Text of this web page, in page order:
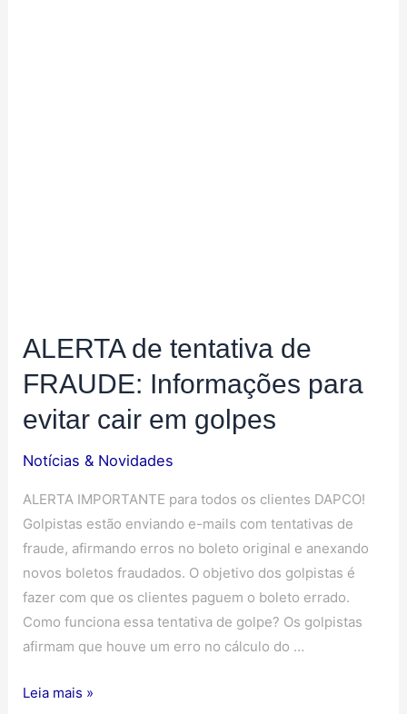
ALERTA de tentativa de
FRAUDE: Informações para
evitar cair em golpes
Notícias & Novidades
ALERTA IMPORTANTE para todos os clientes DAPCO!
Golpistas estão enviando e-mails com tentativas de
fraude, afirmando erros no boleto original e anexando
novos boletos fraudados. O objetivo dos golpistas é
fazer com que os clientes paguem o boleto errado.
Como funciona essa tentativa de golpe? Os golpistas
afirmam que houve um erro no cálculo do …
Leia mais »